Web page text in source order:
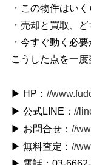
・この物件はい
・売却と買取、
・今すぐ動く必
こうした点を一度
▶ HP： //
▶ 公式LINE： //
▶ お問合せ： //
▶ 無料査定： //